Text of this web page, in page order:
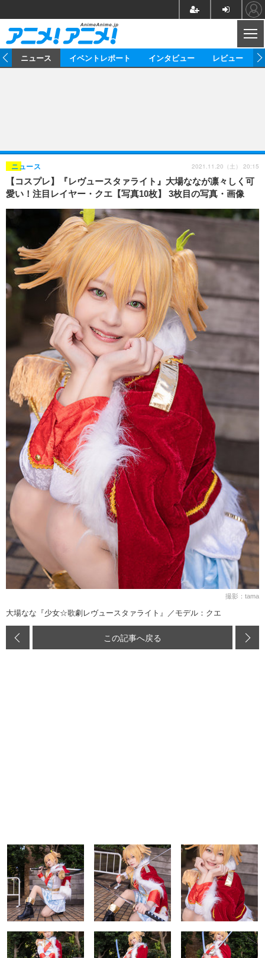
ゲーム グッズ
海外イベント ビジネス
俳優・タレント アーティスト
ビジネス
アニメ 実写
書評 イベント
ゲーム 座談会
動画
アニメ 映画/ドラマ
アニメ！アニメ！TV ABEMA Cafe
連載・コラム
ニュース イベントレポート インタビュー レビュー
【コスプレ】『レヴュースタァライト』大場ななが凛々しく可
愛い！注目レイヤー・クエ【写真10枚】 3枚目の写真・画像
ニュース 2021.11.20（土） 20:15
撮影：tama
大場なな『少女☆歌劇レヴュースタァライト』／モデル：クエ
この記事へ戻る